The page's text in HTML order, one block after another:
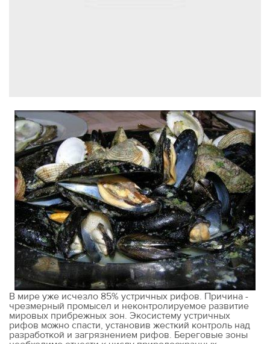
В мире уже исчезло 85% устричных рифов. Причина -
чрезмерный промысел и неконтролируемое развитие
мировых прибрежных зон. Экосистему устричных
рифов можно спасти, установив жесткий контроль над
разработкой и загрязнением рифов. Береговые зоны